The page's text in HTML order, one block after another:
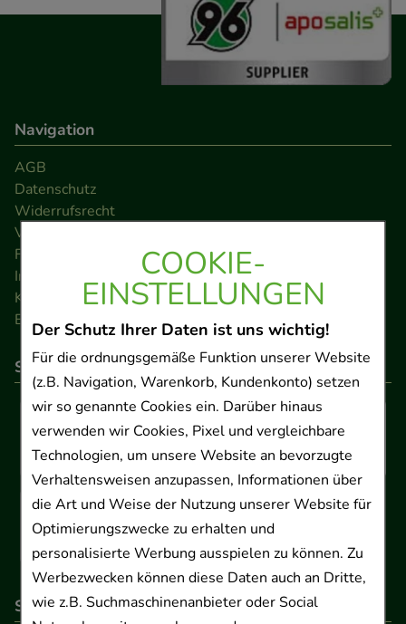
COOKIE-
EINSTELLUNGEN
Der Schutz Ihrer Daten ist uns wichtig!
Für die ordnungsgemäße Funktion unserer Website
(z.B. Navigation, Warenkorb, Kundenkonto) setzen
wir so genannte Cookies ein. Darüber hinaus
verwenden wir Cookies, Pixel und vergleichbare
Technologien, um unsere Website an bevorzugte
Verhaltensweisen anzupassen, Informationen über
die Art und Weise der Nutzung unserer Website für
Optimierungszwecke zu erhalten und
personalisierte Werbung ausspielen zu können. Zu
Werbezwecken können diese Daten auch an Dritte,
wie z.B. Suchmaschinenanbieter oder Social
Navigation
AGB
Datenschutz
Widerrufsrecht
Versandkosten
FAQ
Impressum
Kontakt
Barrierefreiheitserklärung
So können Sie bezahlen
So erreichen Sie uns